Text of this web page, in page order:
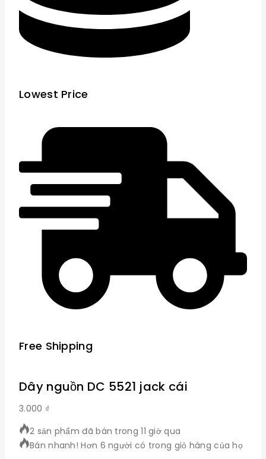
Lowest Price
Free Shipping
Dây nguồn DC 5521 jack cái
3.000 ₫
2 sản phẩm đã bán trong 11 giờ qua
Bán nhanh! Hơn 6 người có trong giỏ hàng của họ